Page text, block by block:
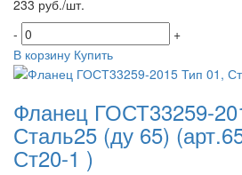
233 руб./шт.
-
+
В корзину Купить
Фланец ГОСТ33259-
Сталь25 (ду 65)
Ст20-1 )